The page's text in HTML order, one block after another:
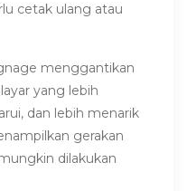
cetak ulang atau
menggantikan
yang lebih
dan lebih menarik
gerakan
dilakukan